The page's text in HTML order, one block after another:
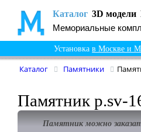
Каталог 3D модели
Мемориальные
Установкав Москве и
Каталог Памятники
Памятник p.sv-
Памятник можно